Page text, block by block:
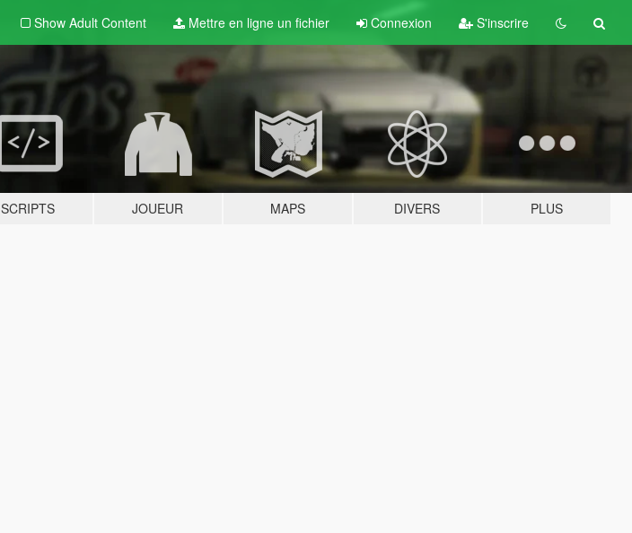
Show Adult Content Mettre en ligne un fichier Connexion S'inscrire
SCRIPTS JOUEUR MAPS DIVERS PLUS